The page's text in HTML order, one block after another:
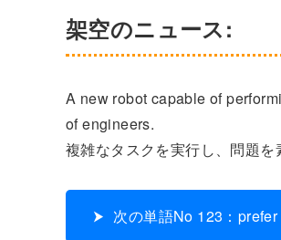
架空のニュース:
A new robot capable of
of engineers.
複雑なタスクを実行し、問題を
次の単語No 123：prefer